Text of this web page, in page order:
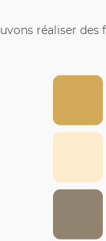
réaliser des